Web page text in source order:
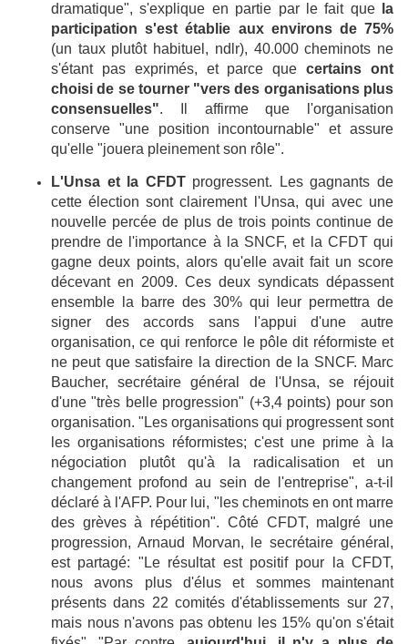
dramatique", s'explique en partie par le fait que
la
participation s'est établie aux environs de 75%
(un taux plutôt habituel, ndlr), 40.000 cheminots ne
s'étant pas exprimés, et parce quecertains ont
choisi de se tourner "vers des organisations plus
consensuelles". Il affirme que l'organisation
conserve "une position incontournable" et assure
qu'elle "jouera pleinement son rôle".
L'Unsa et la CFDTprogressent. Les gagnants de
cette élection sont clairement l'Unsa, qui avec une
nouvelle percée de plus de trois points continue de
prendre de l'importance à la SNCF, et la CFDT qui
gagne deux points, alors qu'elle avait fait un score
décevant en 2009. Ces deux syndicats dépassent
ensemble la barre des 30% qui leur permettra de
signer des accords sans l'appui d'une autre
organisation, ce qui renforce le pôle dit réformiste et
ne peut que satisfaire la direction de la SNCF. Marc
Baucher, secrétaire général de l'Unsa, se réjouit
d'une "très belle progression" (+3,4 points) pour son
organisation. "Les organisations qui progressent sont
les organisations réformistes; c'est une prime à la
négociation plutôt qu'à la radicalisation et un
changement profond au sein de l'entreprise", a-t-il
déclaré à l'AFP. Pour lui, "les cheminots en ont marre
des grèves à répétition". Côté CFDT, malgré une
progression, Arnaud Morvan, le secrétaire général,
est partagé: "Le résultat est positif pour la CFDT,
nous avons plus d'élus et sommes maintenant
présents dans 22 comités d'établissements sur 27,
mais nous n'avons pas obtenu les 15% qu'on s'était